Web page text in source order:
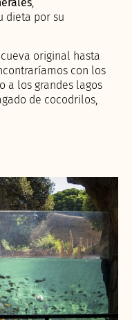
dieta por su
original hasta
con los
a los grandes lagos
de cocodrilos,